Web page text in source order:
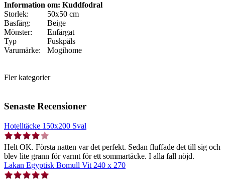
Information om: Kuddfodral
Storlek:
50x50 cm
Basfärg:
Beige
Mönster:
Enfärgat
Typ
Fuskpäls
Varumärke:
Mogihome
Fler kategorier
Senaste Recensioner
Hotelltäcke 150x200 Sval
Helt OK. Första natten var det perfekt. Sedan fluffade det till sig och
blev lite grann för varmt för ett sommartäcke. I alla fall nöjd.
Lakan Egyptisk Bomull Vit 240 x 270